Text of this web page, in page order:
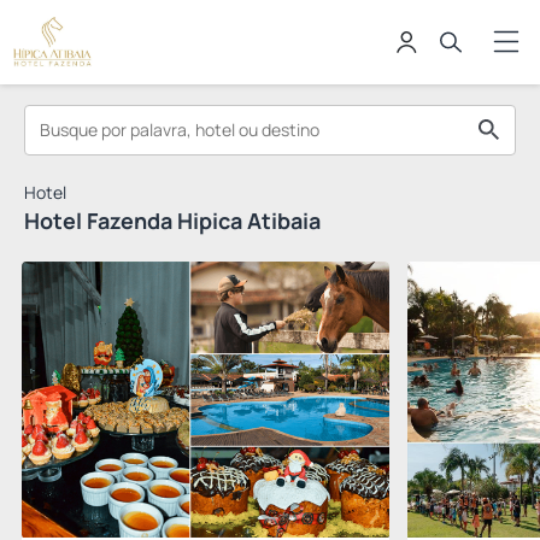
Hotel
Hotel Fazenda Hipica Atibaia